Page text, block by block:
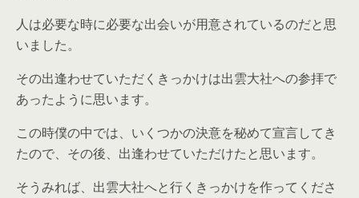
人は必要な時に必要な出会いが用意されているのだと思
いました。
その出逢わせていただくきっかけは出雲大社への参拝で
あったように思います。
この時僕の中では、いくつかの決意を秘めて宣言してき
たので、その後、出逢わせていただけたと思います。
そうみれば、出雲大社へと行くきっかけを作ってくださ